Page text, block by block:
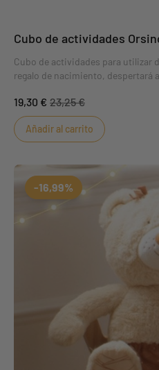
Cubo de actividades
Cubo de actividades para utilizar
regalo de nacimiento, despertará
bebés, el cubo ofrece varias
colores. ¡El cubo es el juguete ideal!
19,30 € 23,25 €
Añadir al carrito
-16,99%